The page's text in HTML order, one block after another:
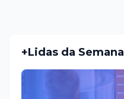
+Lidas da Semana